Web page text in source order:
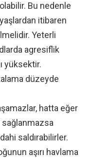
Bu nedenle
itibaren
Yeterli
agresiflik
yüksektir.
düzeyde
hatta eğer
saldırabilirler.
aşırı havlama